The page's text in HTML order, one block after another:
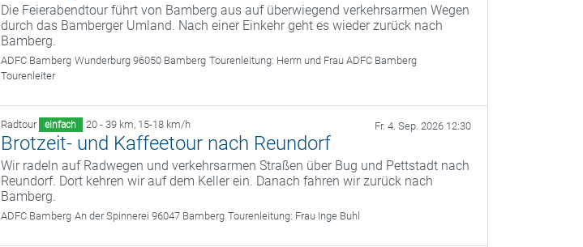
Die Feierabendtour führt von Bamberg aus auf überwiegend verkehrsarmen Wegen
durch das Bamberger Umland. Nach einer Einkehr geht es wieder zurück nach
Bamberg.
ADFC Bamberg Wunderburg 96050 Bamberg Tourenleitung: Herrn und Frau ADFC Bamberg
Tourenleiter
Radtour einfach 20 - 39 km, 15-18 km/h Fr. 4. Sep. 2026 12:30
Brotzeit- und Kaffeetour nach Reundorf
Wir radeln auf Radwegen und verkehrsarmen Straßen über Bug und Pettstadt nach
Reundorf. Dort kehren wir auf dem Keller ein. Danach fahren wir zurück nach
Bamberg.
ADFC Bamberg An der Spinnerei 96047 Bamberg Tourenleitung: Frau Inge Buhl